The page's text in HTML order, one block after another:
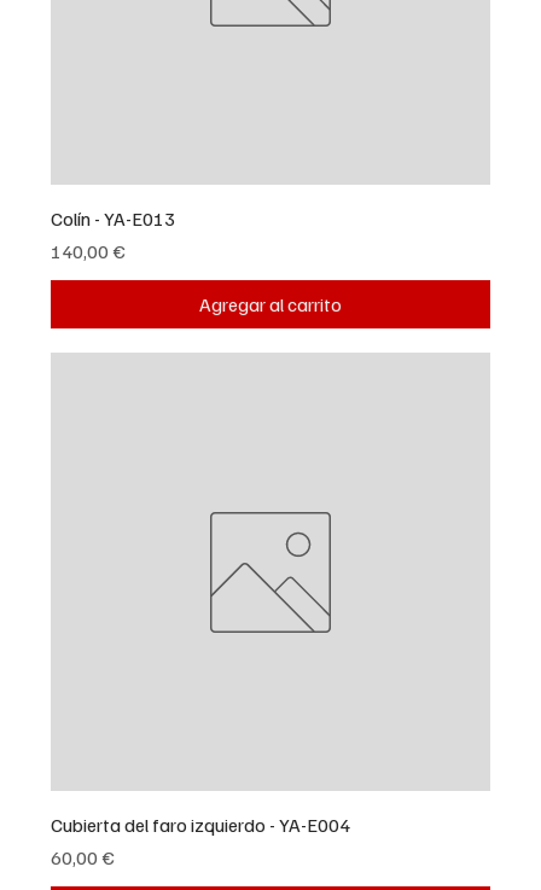
Colín - YA-E013
Precio
140,00 €
Agregar al carrito
Cubierta del faro izquierdo - YA-E004
Precio
60,00 €